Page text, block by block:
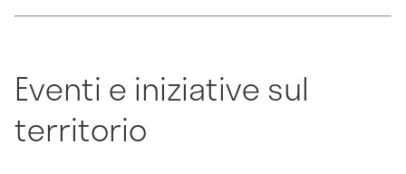
Eventi e iniziative sul
territorio